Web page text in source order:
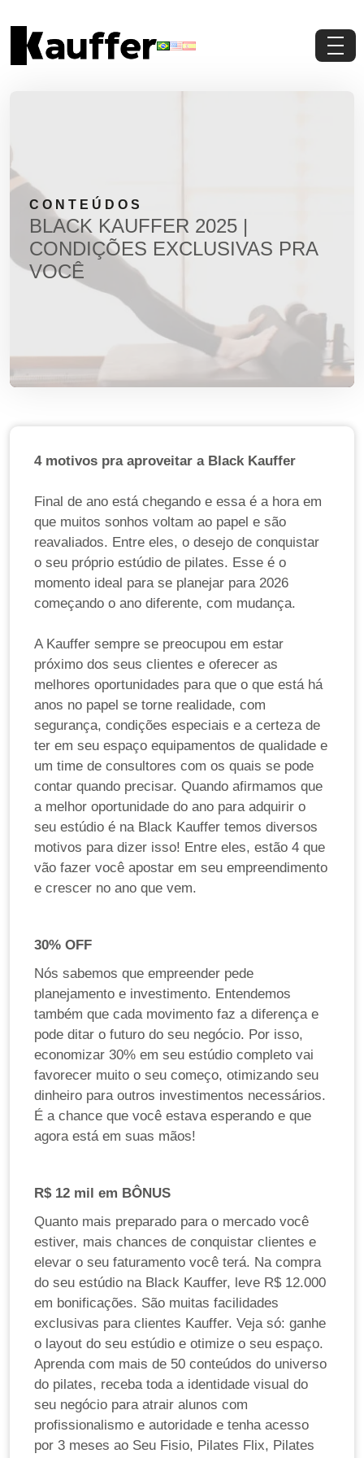
Materiais Gratuitos
Solicite um Orçamento
CONTEÚDOS
BLACK KAUFFER 2025 |
CONDIÇÕES EXCLUSIVAS PRA
VOCÊ
4 motivos pra aproveitar a Black Kauffer
Final de ano está chegando e essa é a hora em
que muitos sonhos voltam ao papel e são
reavaliados. Entre eles, o desejo de conquistar
o seu próprio estúdio de pilates. Esse é o
momento ideal para se planejar para 2026
começando o ano diferente, com mudança.
A Kauffer sempre se preocupou em estar
próximo dos seus clientes e oferecer as
melhores oportunidades para que o que está há
anos no papel se torne realidade, com
segurança, condições especiais e a certeza de
ter em seu espaço equipamentos de qualidade e
um time de consultores com os quais se pode
contar quando precisar. Quando afirmamos que
a melhor oportunidade do ano para adquirir o
seu estúdio é na Black Kauffer temos diversos
motivos para dizer isso! Entre eles, estão 4 que
vão fazer você apostar em seu empreendimento
e crescer no ano que vem.
30% OFF
Nós sabemos que empreender pede
planejamento e investimento. Entendemos
também que cada movimento faz a diferença e
pode ditar o futuro do seu negócio. Por isso,
economizar 30% em seu estúdio completo vai
favorecer muito o seu começo, otimizando seu
dinheiro para outros investimentos necessários.
É a chance que você estava esperando e que
agora está em suas mãos!
R$ 12 mil em BÔNUS
Quanto mais preparado para o mercado você
estiver, mais chances de conquistar clientes e
elevar o seu faturamento você terá. Na compra
do seu estúdio na Black Kauffer, leve R$ 12.000
em bonificações. São muitas facilidades
exclusivas para clientes Kauffer. Veja só: ganhe
o layout do seu estúdio e otimize o seu espaço.
Aprenda com mais de 50 conteúdos do universo
do pilates, receba toda a identidade visual do
seu negócio para atrair alunos com
profissionalismo e autoridade e tenha acesso
por 3 meses ao Seu Fisio, Pilates Flix, Pilates